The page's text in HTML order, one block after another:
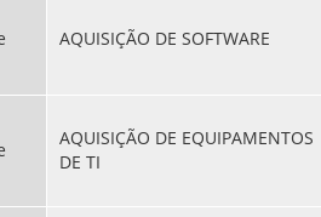
AQUISIÇÃO DE SOFTWARE
AQUISIÇÃO DE EQUIPAMENTOS
DE TI